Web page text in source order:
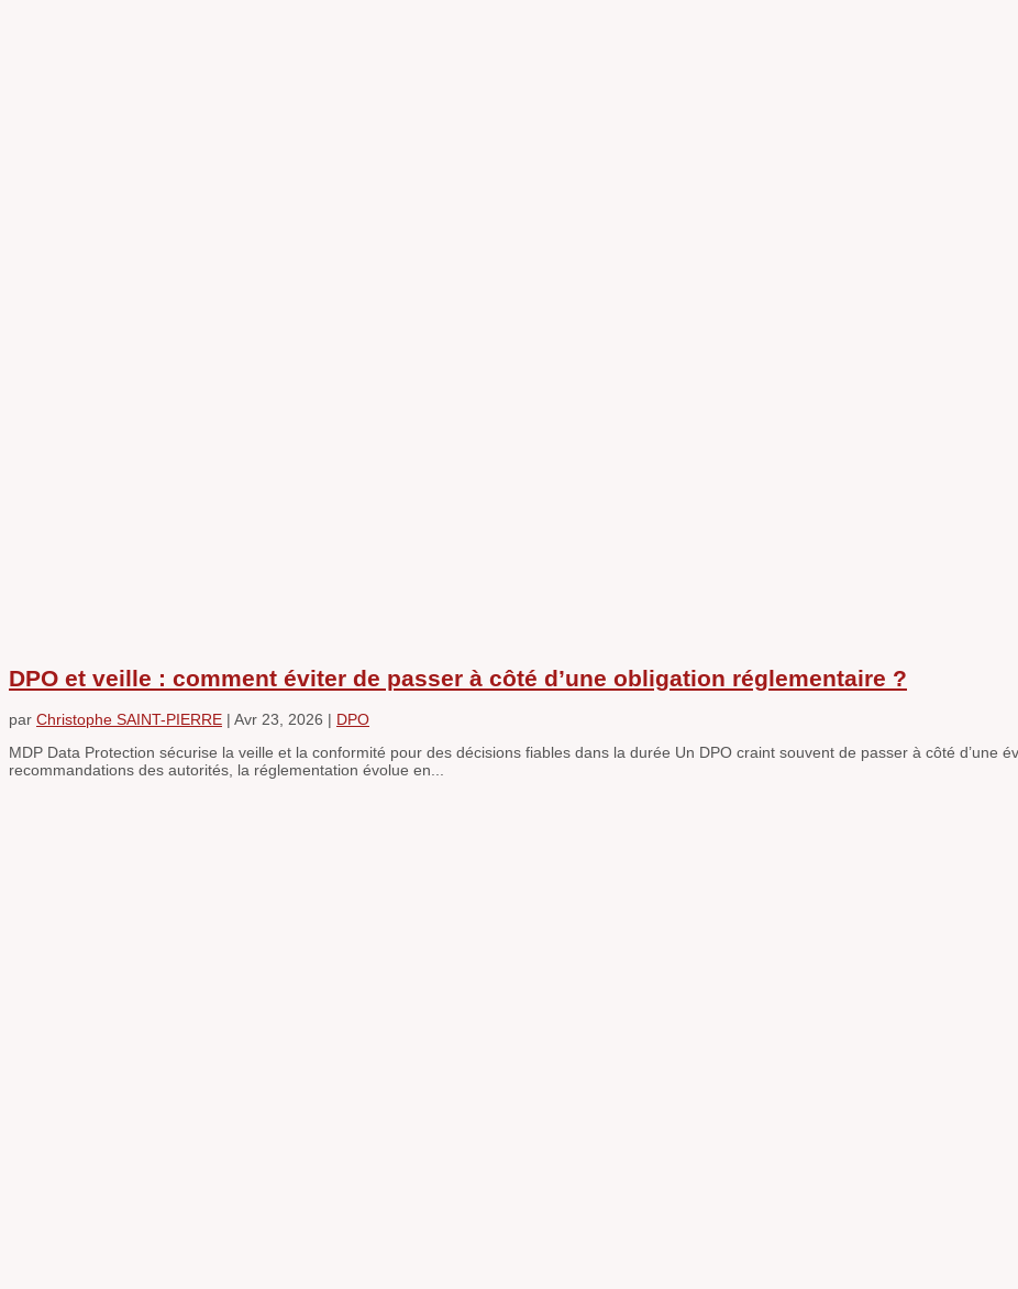
DPO et veille : comment éviter de passer à côté d’une obligation réglementaire ?
par Christophe SAINT-PIERRE | Avr 23, 2026 | DPO
MDP Data Protection sécurise la veille et la conformité pour des décisions fiables dans la durée Un DPO craint souvent de passer à côté d’une
recommandations des autorités, la réglementation évolue en...